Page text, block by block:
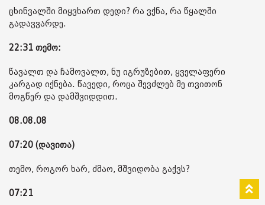
ცხინვალში მიყვხართ დედი? რა ვქნა, რა წყალში
გადავვარდე.
22:31 თემო:
წავალთ და ჩამოვალთ, ნუ იგრუზებით, ყველაფერი
კარგად იქნება. წავედი, როცა შევძლებ მე თვითონ
მოგწერ და დამშვიდდით.
08.08.08
07:20 (დავითა)
თემო, როგორ ხარ, ძმაო, მშვიდობა გაქვს?
07:21